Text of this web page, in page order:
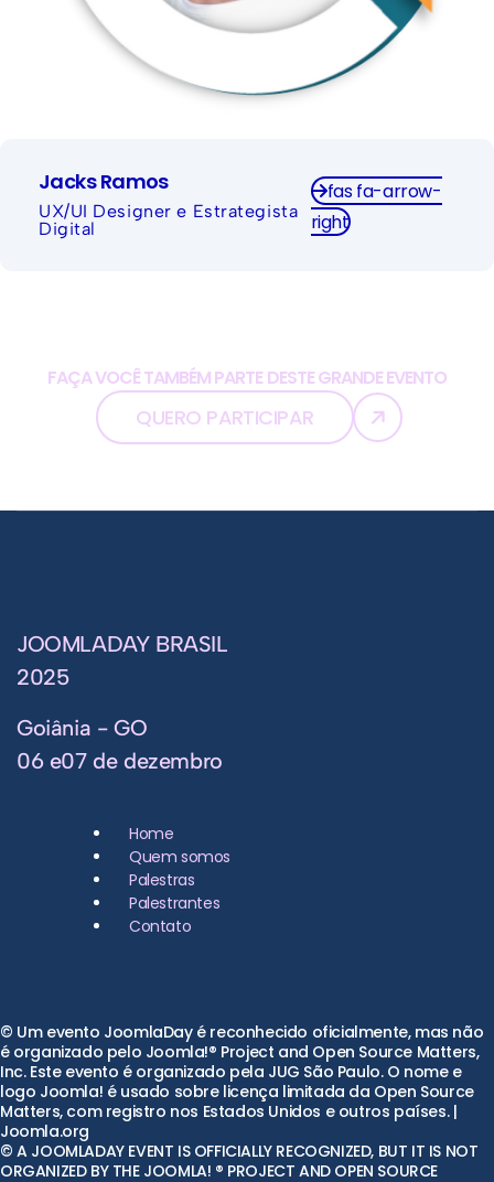
Jacks Ramos
UX/UI Designer e Estrategista
Digital
fas fa-arrow-
right
FAÇA VOCÊ TAMBÉM PARTE DESTE GRANDE EVENTO
QUERO PARTICIPAR
JOOMLADAY BRASIL
2025
Goiânia - GO
06 e07 de dezembro
Home
Quem somos
Palestras
Palestrantes
Contato
© Um evento JoomlaDay é reconhecido oficialmente, mas não
é organizado pelo Joomla!® Project and Open Source Matters,
Inc. Este evento é organizado pela JUG São Paulo. O nome e
logo Joomla! é usado sobre licença limitada da Open Source
Matters, com registro nos Estados Unidos e outros países. |
Joomla.org
© A JOOMLADAY EVENT IS OFFICIALLY RECOGNIZED, BUT IT IS NOT
ORGANIZED BY THE JOOMLA! ® PROJECT AND OPEN SOURCE